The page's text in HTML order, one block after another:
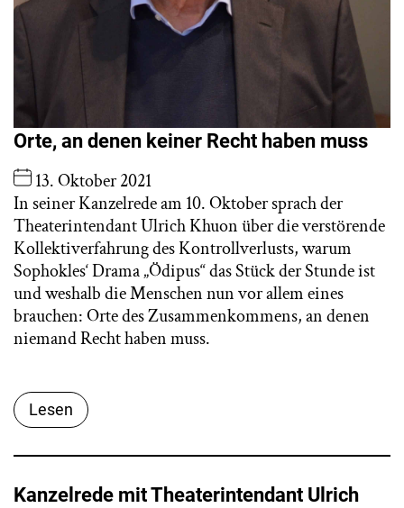
Orte, an denen keiner Recht haben muss
13. Oktober 2021
In seiner Kanzelrede am 10. Oktober sprach der
Theaterintendant Ulrich Khuon über die verstörende
Kollektiverfahrung des Kontrollverlusts, warum
Sophokles‘ Drama „Ödipus“ das Stück der Stunde ist
und weshalb die Menschen nun vor allem eines
brauchen: Orte des Zusammenkommens, an denen
niemand Recht haben muss.
Lesen
Kanzelrede mit Theaterintendant Ulrich